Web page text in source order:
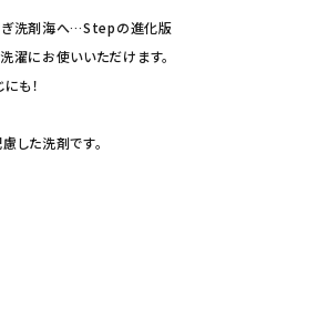
ぎ洗剤海へ…Stepの進化版
にお使いいただけます。
も！
した洗剤です。